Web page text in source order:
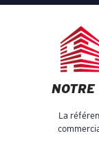
NOTRE
La